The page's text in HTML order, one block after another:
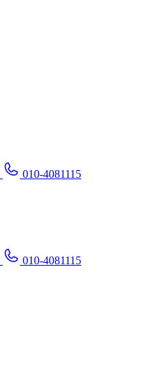
010-4081115
010-4081115